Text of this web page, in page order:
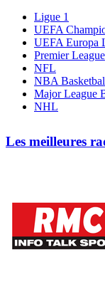
Ligue 1
UEFA
UEFA Europa
Premier League
NFL
NBA
Major League
NHL
Les meilleures